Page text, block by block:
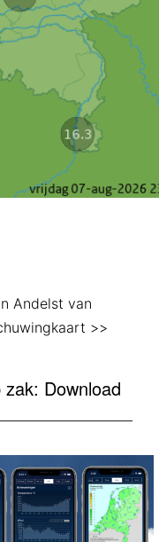
Andelst van
>>
Download